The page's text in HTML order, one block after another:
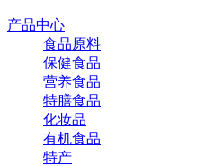
产品中心
食品原料
保健食品
营养食品
特膳食品
化妆品
有机食品
特产